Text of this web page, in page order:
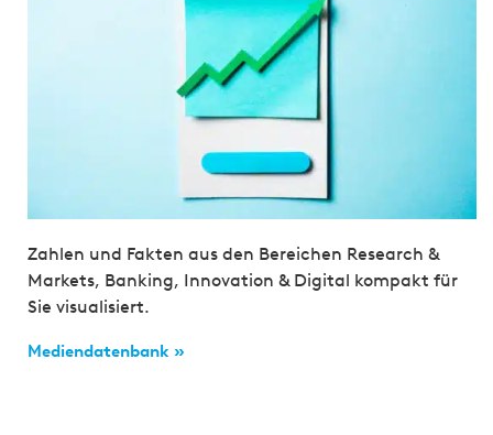
Zahlen und Fakten aus den Bereichen Research &
Markets, Banking, Innovation & Digital kompakt für
Sie visualisiert.
Mediendatenbank »